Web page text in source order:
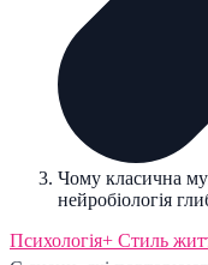
Чому класична
нейробіологія
Психологія+ Стиль